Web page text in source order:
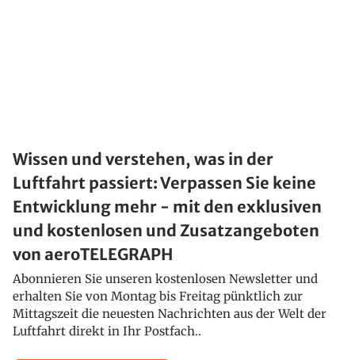
Wissen und verstehen, was in der
Luftfahrt passiert: Verpassen Sie keine
Entwicklung mehr - mit den exklusiven
und kostenlosen und Zusatzangeboten
von aeroTELEGRAPH
Abonnieren Sie unseren kostenlosen Newsletter und
erhalten Sie von Montag bis Freitag pünktlich zur
Mittagszeit die neuesten Nachrichten aus der Welt der
Luftfahrt direkt in Ihr Postfach..